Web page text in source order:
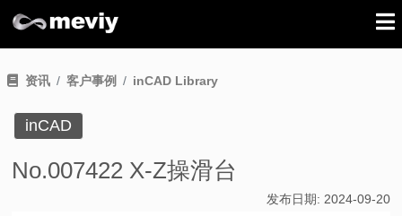
资讯 客户事例 inCAD Library
inCAD
No.007422 X-Z操滑台
发布日期: 2024-09-20